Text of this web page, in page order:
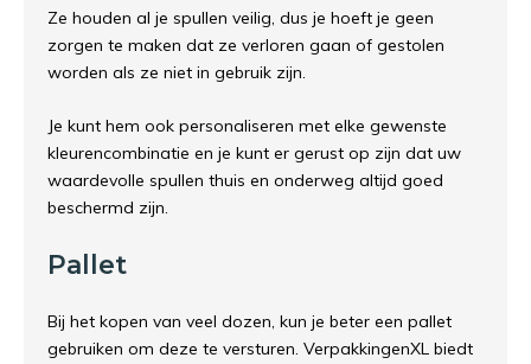
Ze houden al je spullen veilig, dus je hoeft je geen
zorgen te maken dat ze verloren gaan of gestolen
worden als ze niet in gebruik zijn.
Je kunt hem ook personaliseren met elke gewenste
kleurencombinatie en je kunt er gerust op zijn dat uw
waardevolle spullen thuis en onderweg altijd goed
beschermd zijn.
Pallet
Bij het kopen van veel dozen, kun je beter een pallet
gebruiken om deze te versturen. VerpakkingenXL biedt